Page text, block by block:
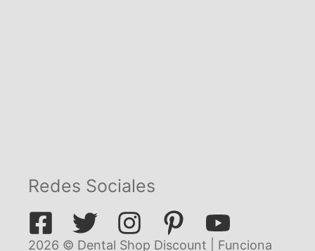
Redes Sociales
2026 © Dental Shop Discount | Funciona